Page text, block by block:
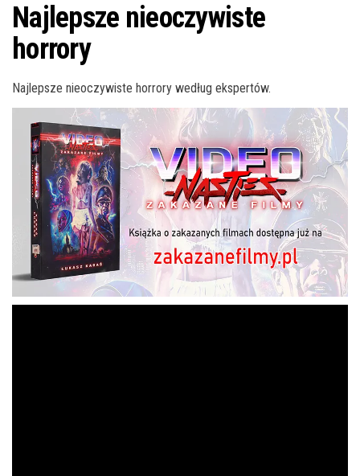
Najlepsze nieoczywiste
horrory
Najlepsze nieoczywiste horrory według ekspertów.